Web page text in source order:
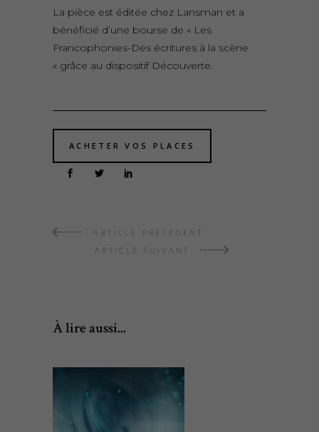
La pièce est éditée chez Lansman et a
bénéficié d’une bourse de « Les
Francophonies-Des écritures à la scène
« grâce au dispositif Découverte.
ACHETER VOS PLACES
ARTICLE PRÉCÉDENT
ARTICLE SUIVANT
À lire aussi...